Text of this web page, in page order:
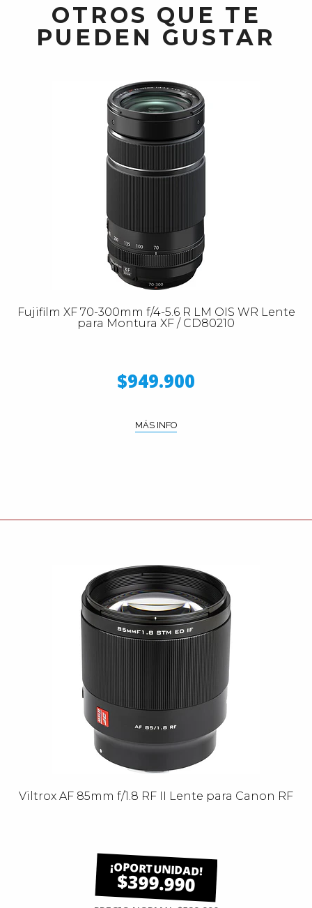
OTROS QUE TE
PUEDEN GUSTAR
Fujifilm XF 70-300mm f/4-5.6 R LM OIS WR Lente
para Montura XF / CD80210
$949.900
MÁS INFO
Viltrox AF 85mm f/1.8 RF II Lente para Canon RF
$399.990